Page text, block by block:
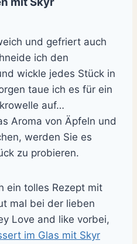
und gefriert auch
ich den
wickle jedes Stück in
taue ich es für ein
auf…
Aroma von Äpfeln und
werden Sie es
zu probieren.
ein tolles Rezept mit
mal bei der lieben
Love and like vorbei,
im Glas mit Skyr